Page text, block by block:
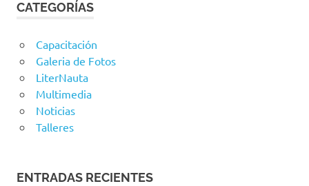
CATEGORÍAS
Capacitación
Galeria de Fotos
LiterNauta
Multimedia
Noticias
Talleres
ENTRADAS RECIENTES